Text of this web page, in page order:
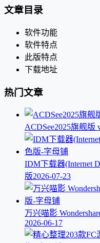
文章目录
软件功能
软件特点
此版特点
下载地址
热门文章
ACDSee2025旗舰版
IDM下载器(Internet
版2026-07-23
万兴喵影
2026-06-17